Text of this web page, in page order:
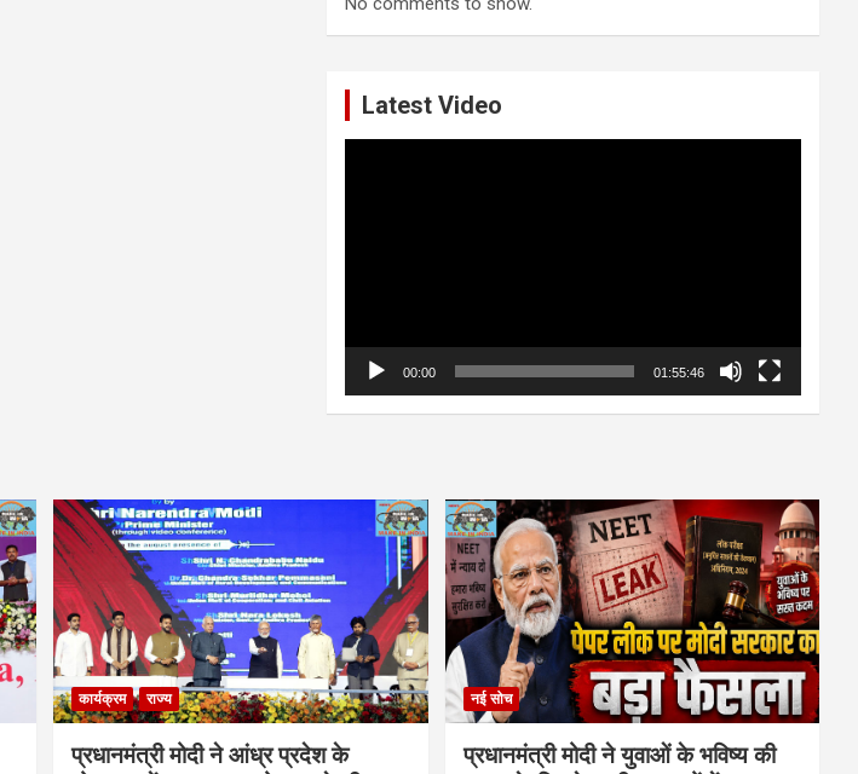
Latest Video
00:00 01:55:46
कार्यक्रम राज्य
प्रधानमंत्री मोदी ने आंध्र प्रदेश के
नई सोच
प्रधानमंत्री मोदी ने युवाओं के भविष्य की